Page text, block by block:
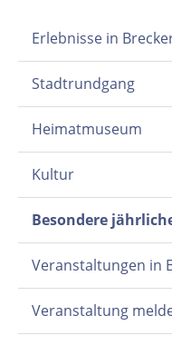
Erlebnisse in
Stadtrundgang
Heimatmuseum
Kultur
Besondere
Veranstaltungen in
Veranstaltung